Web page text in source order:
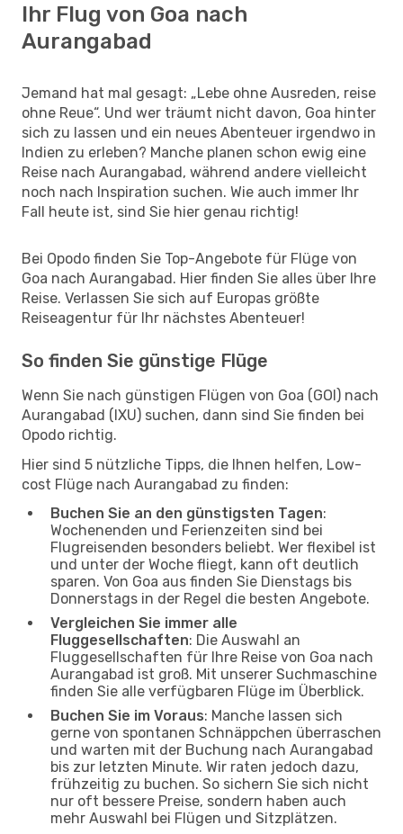
Ihr Flug von Goa nach
Aurangabad
Jemand hat mal gesagt: „Lebe ohne Ausreden, reise
ohne Reue“. Und wer träumt nicht davon, Goa hinter
sich zu lassen und ein neues Abenteuer irgendwo in
Indien zu erleben? Manche planen schon ewig eine
Reise nach Aurangabad, während andere vielleicht
noch nach Inspiration suchen. Wie auch immer Ihr
Fall heute ist, sind Sie hier genau richtig!
Bei Opodo finden Sie Top-Angebote für Flüge von
Goa nach Aurangabad. Hier finden Sie alles über Ihre
Reise. Verlassen Sie sich auf Europas größte
Reiseagentur für Ihr nächstes Abenteuer!
So finden Sie günstige Flüge
Wenn Sie nach günstigen Flügen von Goa (GOI) nach
Aurangabad (IXU) suchen, dann sind Sie finden bei
Opodo richtig.
Hier sind 5 nützliche Tipps, die Ihnen helfen, Low-
cost Flüge nach Aurangabad zu finden:
Buchen Sie an den günstigsten Tagen:
Wochenenden und Ferienzeiten sind bei
Flugreisenden besonders beliebt. Wer flexibel ist
und unter der Woche fliegt, kann oft deutlich
sparen. Von Goa aus finden Sie Dienstags bis
Donnerstags in der Regel die besten Angebote.
Vergleichen Sie immer alle
Fluggesellschaften: Die Auswahl an
Fluggesellschaften für Ihre Reise von Goa nach
Aurangabad ist groß. Mit unserer Suchmaschine
finden Sie alle verfügbaren Flüge im Überblick.
Buchen Sie im Voraus: Manche lassen sich
gerne von spontanen Schnäppchen überraschen
und warten mit der Buchung nach Aurangabad
bis zur letzten Minute. Wir raten jedoch dazu,
frühzeitig zu buchen. So sichern Sie sich nicht
nur oft bessere Preise, sondern haben auch
mehr Auswahl bei Flügen und Sitzplätzen.